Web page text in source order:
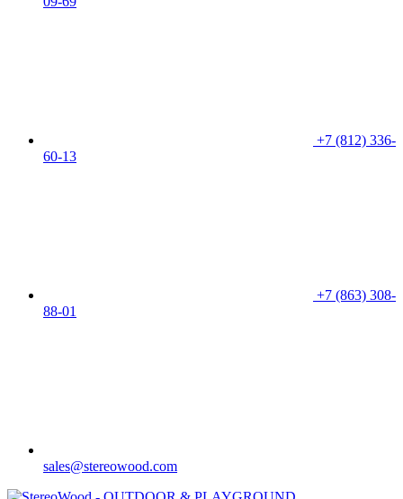
+7 (812) 336-
60-13
+7 (863) 308-
88-01
sales@stereowood.com